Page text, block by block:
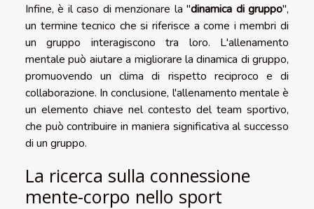
Infine, è il caso di menzionare la "dinamica di gruppo",
un termine tecnico che si riferisce a come i membri di
un gruppo interagiscono tra loro. L'allenamento
mentale può aiutare a migliorare la dinamica di gruppo,
promuovendo un clima di rispetto reciproco e di
collaborazione. In conclusione, l'allenamento mentale è
un elemento chiave nel contesto del team sportivo,
che può contribuire in maniera significativa al successo
di un gruppo.
La ricerca sulla connessione
mente-corpo nello sport